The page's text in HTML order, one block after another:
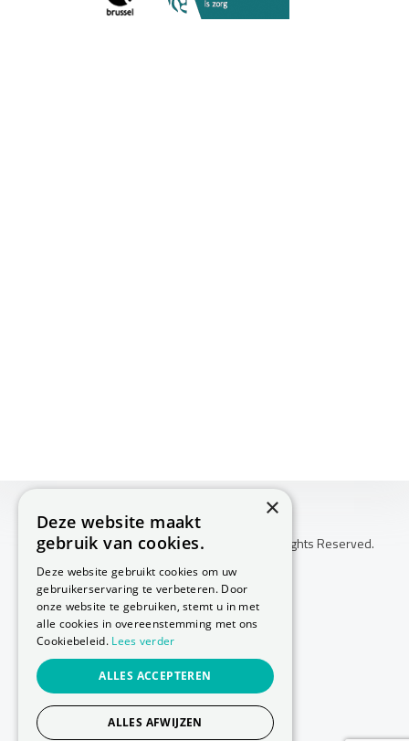
Copyright © 2026 Huis Voor Gezondheid. All Rights Reserved.
Annuleringsvoorwaarden
-
-
Privacy Policy
-
Cookie Policy
Website laten maken
×
Deze website maakt
gebruik van cookies.
Deze website gebruikt cookies om uw
gebruikerservaring te verbeteren. Door
onze website te gebruiken, stemt u in met
alle cookies in overeenstemming met ons
Cookiebeleid. Lees verder
ALLES ACCEPTEREN
ALLES AFWIJZEN